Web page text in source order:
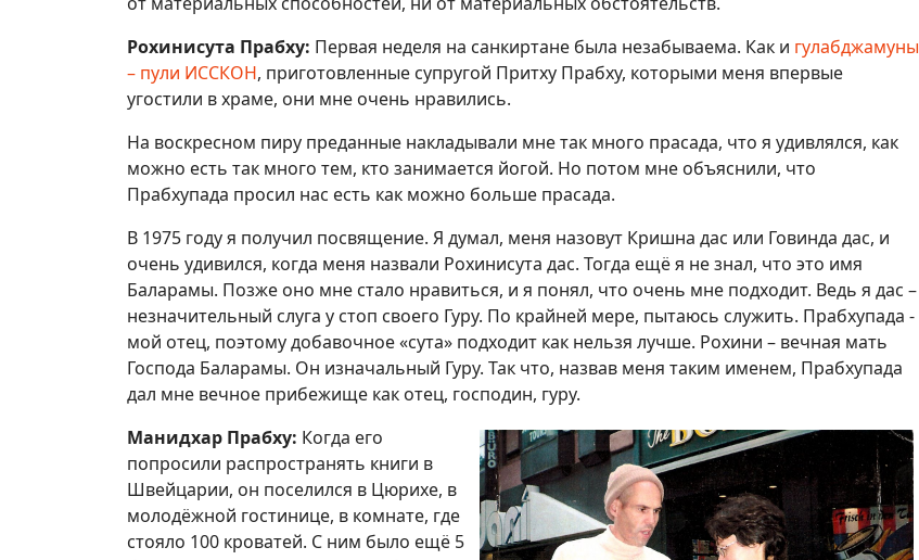
Рохинисута Прабху: Первая неделя на санкиртане была незабываема. Как и гулабджамуны
– пули ИССКОН, приготовленные супругой Притху Прабху, которыми меня впервые
угостили в храме, они мне очень нравились.
На воскресном пиру преданные накладывали мне так много прасада, что я удивлялся, как
можно есть так много тем, кто занимается йогой. Но потом мне объяснили, что
Прабхупада просил нас есть как можно больше прасада.
В 1975 году я получил посвящение. Я думал, меня назовут Кришна дас или Говинда дас, и
очень удивился, когда меня назвали Рохинисута дас. Тогда ещё я не знал, что это имя
Баларамы. Позже оно мне стало нравиться, и я понял, что очень мне подходит. Ведь я дас –
незначительный слуга у стоп своего Гуру. По крайней мере, пытаюсь служить. Прабхупада -
мой отец, поэтому добавочное «сута» подходит как нельзя лучше. Рохини – вечная мать
Господа Баларамы. Он изначальный Гуру. Так что, назвав меня таким именем, Прабхупада
дал мне вечное прибежище как отец, господин, гуру.
Манидхар Прабху: Когда его
попросили распространять книги в
Швейцарии, он поселился в Цюрихе, в
молодёжной гостинице, в комнате, где
стояло 100 кроватей. С ним было ещё 5